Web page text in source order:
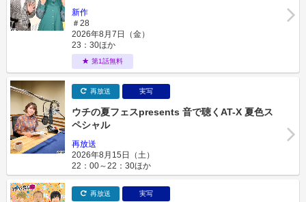
新作
＃28
2026年8月7日（金）
23：30ほか
第1話無料
再放送 実写
ウチの夏フェスpresents 音で聴くAT-X 夏色ス
ペシャル
再放送
2026年8月15日（土）
22：00～22：30ほか
再放送 実写